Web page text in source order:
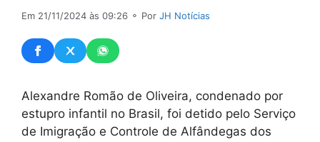
Em 21/11/2024 às 09:26 ⚬ Por JH Notícias
Alexandre Romão de Oliveira, condenado por
estupro infantil no Brasil, foi detido pelo Serviço
de Imigração e Controle de Alfândegas dos